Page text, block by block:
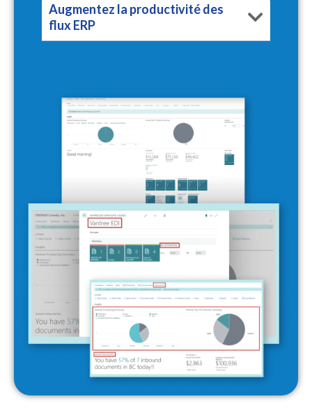
Augmentez la productivité des
flux ERP